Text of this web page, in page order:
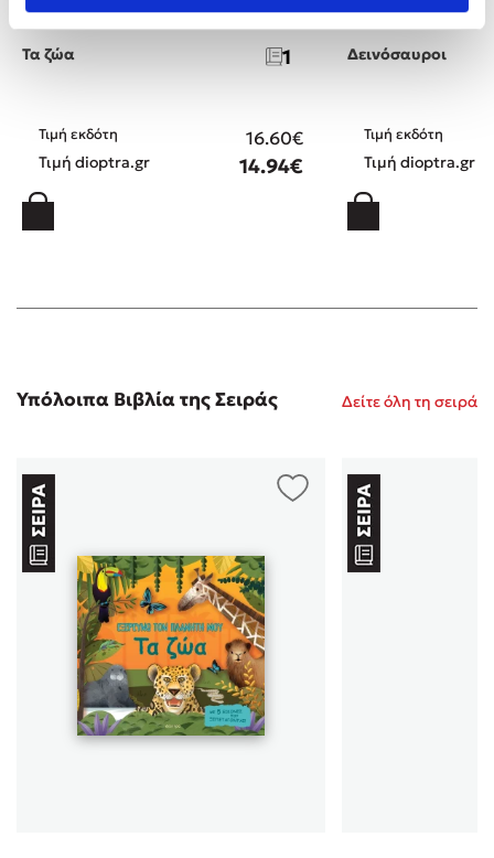
Τα ζώα 1
Τιμή εκδότη 16.60€
Τιμή dioptra.gr 14.94€
Δεινόσαυροι
Τιμή εκδότη
Τιμή dioptra.gr
Υπόλοιπα Βιβλία της Σειράς Δείτε όλη τη σειρά